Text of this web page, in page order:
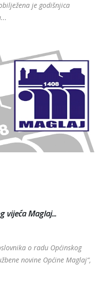
je godišnjica
vijeća Maglaj...
o radu Općinskog
novine Općine Maglaj“,